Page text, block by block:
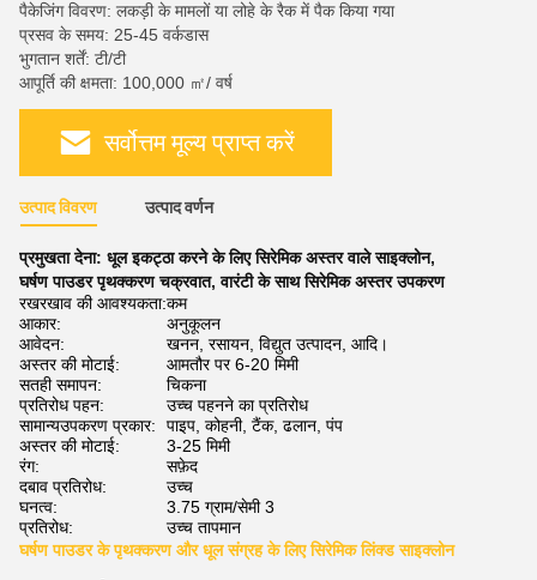
पैकेजिंग विवरण: लकड़ी के मामलों या लोहे के रैक में पैक किया गया
प्रसव के समय: 25-45 वर्कडास
भुगतान शर्तें: टी/टी
आपूर्ति की क्षमता: 100,000 ㎡/ वर्ष
सर्वोत्तम मूल्य प्राप्त करें
उत्पाद विवरण उत्पाद वर्णन
प्रमुखता देना: धूल इकट्ठा करने के लिए सिरेमिक अस्तर वाले साइक्लोन,
घर्षण पाउडर पृथक्करण चक्रवात,वारंटी के साथ सिरेमिक अस्तर उपकरण
रखरखाव की आवश्यकता:कम
आकार:
अनुकूलन
आवेदन:
खनन, रसायन, विद्युत उत्पादन, आदि।
अस्तर की मोटाई:
आमतौर पर 6-20 मिमी
सतही समापन:
चिकना
प्रतिरोध पहन:
उच्च पहनने का प्रतिरोध
सामान्यउपकरण प्रकार:
पाइप, कोहनी, टैंक, ढलान, पंप
अस्तर की मोटाई:
3-25 मिमी
रंग:
सफ़ेद
दबाव प्रतिरोध:
उच्च
घनत्व:
3.75 ग्राम/सेमी 3
प्रतिरोध:
उच्च तापमान
घर्षण पाउडर के पृथक्करण और धूल संग्रह के लिए सिरेमिक लिंक्ड साइक्लोन